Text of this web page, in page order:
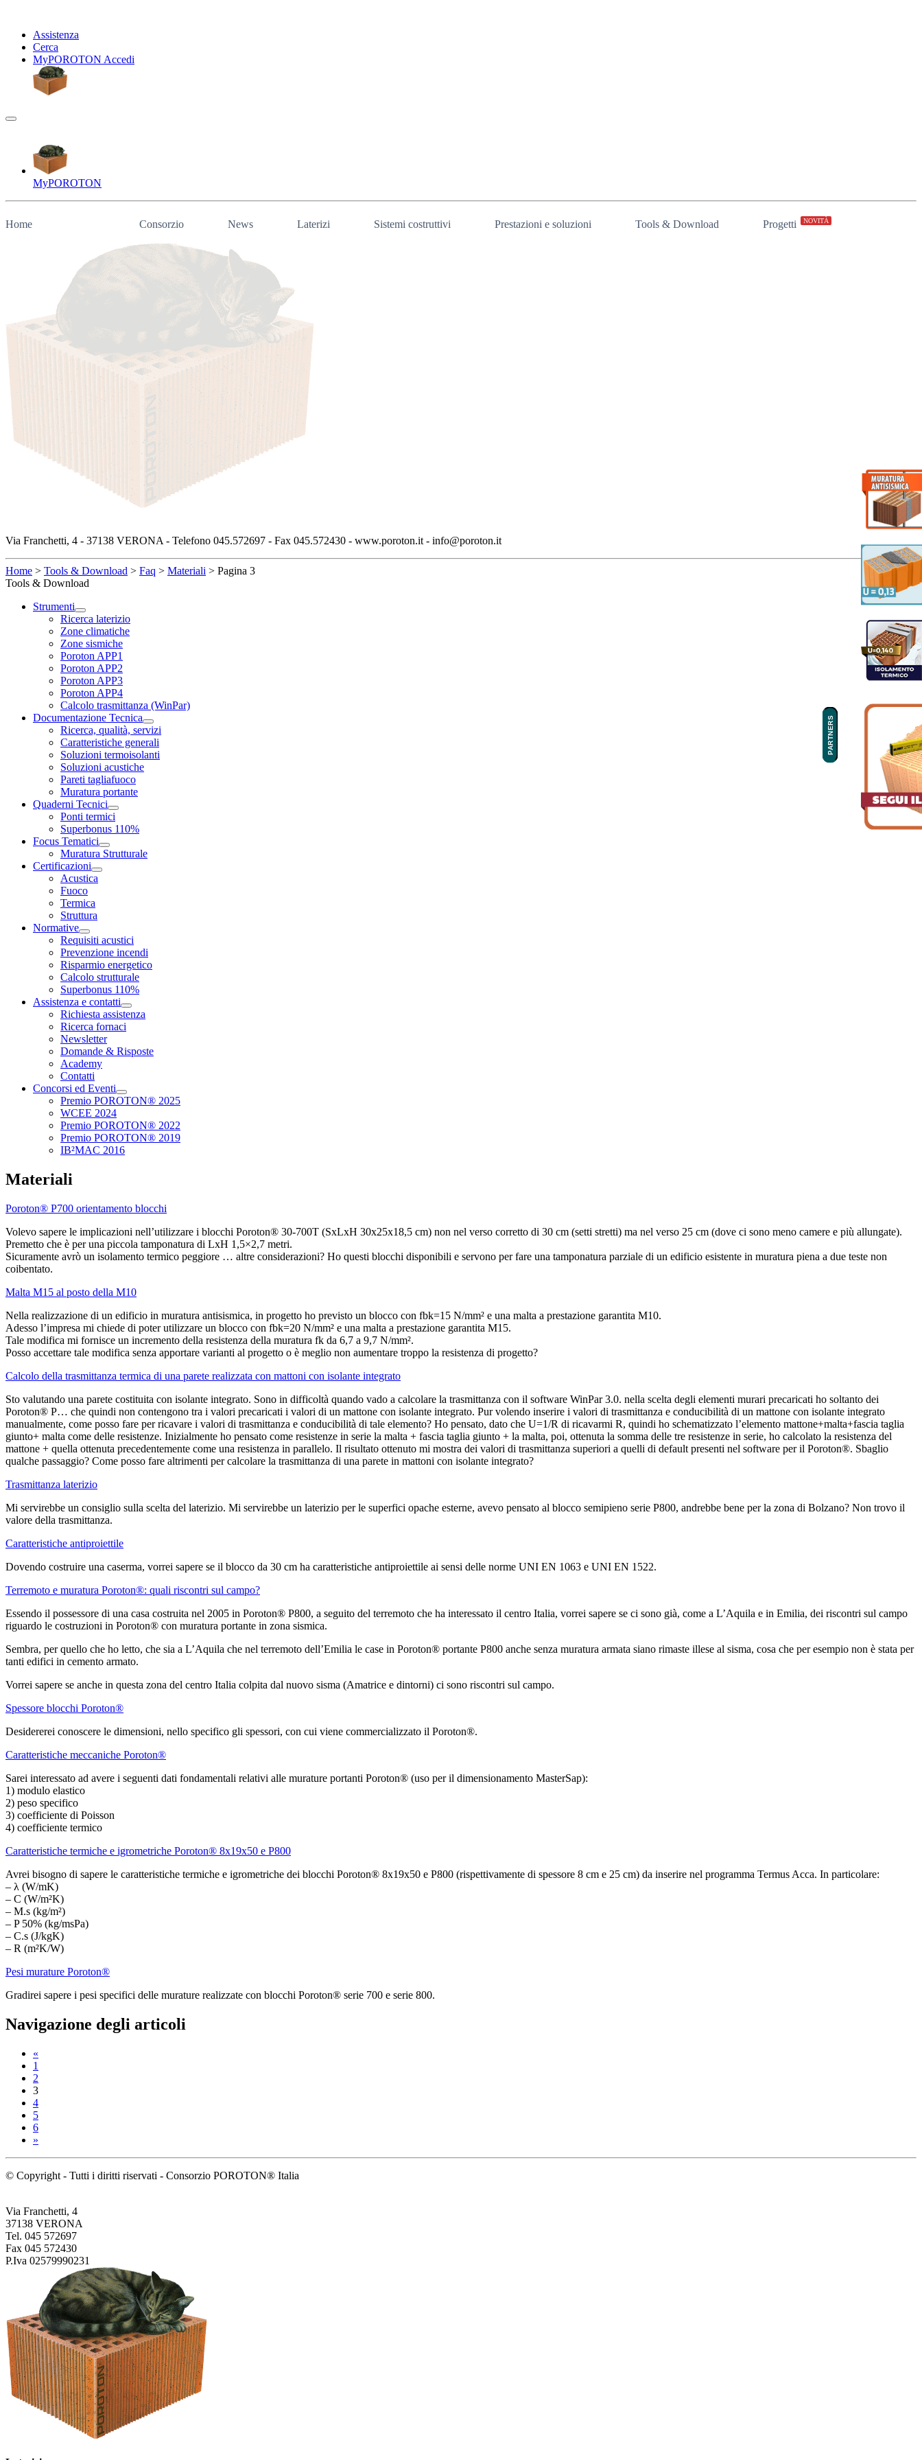
Assistenza
Cerca
MyPOROTON Accedi
MyPOROTON
Home Consorzio News Laterizi Sistemi costruttivi Prestazioni e soluzioni Tools & Download Progetti NOVITÀ
Via Franchetti, 4 - 37138 VERONA - Telefono 045.572697 - Fax 045.572430 - www.poroton.it - info@poroton.it
Home > Tools & Download > Faq > Materiali > Pagina 3
Tools & Download
Strumenti
Ricerca laterizio
Zone climatiche
Zone sismiche
Poroton APP1
Poroton APP2
Poroton APP3
Poroton APP4
Calcolo trasmittanza (WinPar)
Documentazione Tecnica
Ricerca, qualità, servizi
Caratteristiche generali
Soluzioni termoisolanti
Soluzioni acustiche
Pareti tagliafuoco
Muratura portante
Quaderni Tecnici
Ponti termici
Superbonus 110%
Focus Tematici
Muratura Strutturale
Certificazioni
Acustica
Fuoco
Termica
Struttura
Normative
Requisiti acustici
Prevenzione incendi
Risparmio energetico
Calcolo strutturale
Superbonus 110%
Assistenza e contatti
Richiesta assistenza
Ricerca fornaci
Newsletter
Domande & Risposte
Academy
Contatti
Concorsi ed Eventi
Premio POROTON® 2025
WCEE 2024
Premio POROTON® 2022
Premio POROTON® 2019
IB²MAC 2016
Materiali
Poroton® P700 orientamento blocchi
Volevo sapere le implicazioni nell’utilizzare i blocchi Poroton® 30-700T (SxLxH 30x25x18,5 cm) non nel verso corretto di 30 cm (setti stretti) ma nel verso 25 cm (dove ci sono meno camere e più allungate).
Premetto che è per una piccola tamponatura di LxH 1,5×2,7 metri.
Sicuramente avrò un isolamento termico peggiore … altre considerazioni? Ho questi blocchi disponibili e servono per fare una tamponatura parziale di un edificio esistente in muratura piena a due teste non
coibentato.
Malta M15 al posto della M10
Nella realizzazione di un edificio in muratura antisismica, in progetto ho previsto un blocco con fbk=15 N/mm² e una malta a prestazione garantita M10.
Adesso l’impresa mi chiede di poter utilizzare un blocco con fbk=20 N/mm² e una malta a prestazione garantita M15.
Tale modifica mi fornisce un incremento della resistenza della muratura fk da 6,7 a 9,7 N/mm².
Posso accettare tale modifica senza apportare varianti al progetto o è meglio non aumentare troppo la resistenza di progetto?
Calcolo della trasmittanza termica di una parete realizzata con mattoni con isolante integrato
Sto valutando una parete costituita con isolante integrato. Sono in difficoltà quando vado a calcolare la trasmittanza con il software WinPar 3.0. nella scelta degli elementi murari precaricati ho soltanto dei
Poroton® P… che quindi non contengono tra i valori precaricati i valori di un mattone con isolante integrato. Pur volendo inserire i valori di trasmittanza e conducibilità di un mattone con isolante integrato
manualmente, come posso fare per ricavare i valori di trasmittanza e conducibilità di tale elemento? Ho pensato, dato che U=1/R di ricavarmi R, quindi ho schematizzato l’elemento mattone+malta+fascia taglia
giunto+ malta come delle resistenze. Inizialmente ho pensato come resistenze in serie la malta + fascia taglia giunto + la malta, poi, ottenuta la somma delle tre resistenze in serie, ho calcolato la resistenza del
mattone + quella ottenuta precedentemente come una resistenza in parallelo. Il risultato ottenuto mi mostra dei valori di trasmittanza superiori a quelli di default presenti nel software per il Poroton®. Sbaglio
qualche passaggio? Come posso fare altrimenti per calcolare la trasmittanza di una parete in mattoni con isolante integrato?
Trasmittanza laterizio
Mi servirebbe un consiglio sulla scelta del laterizio. Mi servirebbe un laterizio per le superfici opache esterne, avevo pensato al blocco semipieno serie P800, andrebbe bene per la zona di Bolzano? Non trovo il
valore della trasmittanza.
Caratteristiche antiproiettile
Dovendo costruire una caserma, vorrei sapere se il blocco da 30 cm ha caratteristiche antiproiettile ai sensi delle norme UNI EN 1063 e UNI EN 1522.
Terremoto e muratura Poroton®: quali riscontri sul campo?
Essendo il possessore di una casa costruita nel 2005 in Poroton® P800, a seguito del terremoto che ha interessato il centro Italia, vorrei sapere se ci sono già, come a L’Aquila e in Emilia, dei riscontri sul campo
riguardo le costruzioni in Poroton® con muratura portante in zona sismica.
Sembra, per quello che ho letto, che sia a L’Aquila che nel terremoto dell’Emilia le case in Poroton® portante P800 anche senza muratura armata siano rimaste illese al sisma, cosa che per esempio non è stata per
tanti edifici in cemento armato.
Vorrei sapere se anche in questa zona del centro Italia colpita dal nuovo sisma (Amatrice e dintorni) ci sono riscontri sul campo.
Spessore blocchi Poroton®
Desidererei conoscere le dimensioni, nello specifico gli spessori, con cui viene commercializzato il Poroton®.
Caratteristiche meccaniche Poroton®
Sarei interessato ad avere i seguenti dati fondamentali relativi alle murature portanti Poroton® (uso per il dimensionamento MasterSap):
1) modulo elastico
2) peso specifico
3) coefficiente di Poisson
4) coefficiente termico
Caratteristiche termiche e igrometriche Poroton® 8x19x50 e P800
Avrei bisogno di sapere le caratteristiche termiche e igrometriche dei blocchi Poroton® 8x19x50 e P800 (rispettivamente di spessore 8 cm e 25 cm) da inserire nel programma Termus Acca. In particolare:
– λ (W/mK)
– C (W/m²K)
– M.s (kg/m²)
– P 50% (kg/msPa)
– C.s (J/kgK)
– R (m²K/W)
Pesi murature Poroton®
Gradirei sapere i pesi specifici delle murature realizzate con blocchi Poroton® serie 700 e serie 800.
Navigazione degli articoli
«
1
2
3
4
5
6
»
PARTNERS
© Copyright - Tutti i diritti riservati - Consorzio POROTON® Italia
Via Franchetti, 4
37138 VERONA
Tel. 045 572697
Fax 045 572430
P.Iva 02579990231